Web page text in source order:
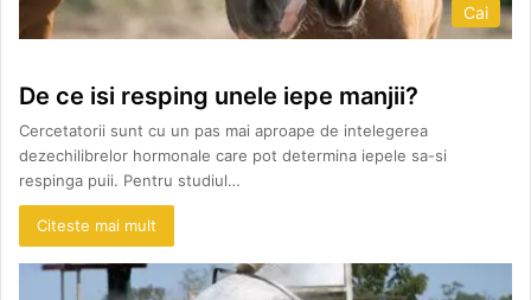
Cai
De ce isi resping unele iepe manjii?
Cercetatorii sunt cu un pas mai aproape de intelegerea
dezechilibrelor hormonale care pot determina iepele sa-si
respinga puii. Pentru studiul…
Citeste mai mult